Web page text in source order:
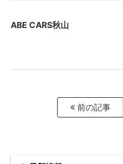
ABE CARS秋山
前の記事